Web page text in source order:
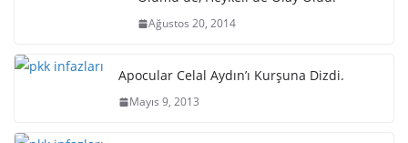
Ağustos 20, 2014
Apocular Celal Aydın’ı Kurşuna Dizdi.
Mayıs 9, 2013